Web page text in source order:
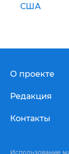
США
О проекте
Редакция
Контакты
Использование